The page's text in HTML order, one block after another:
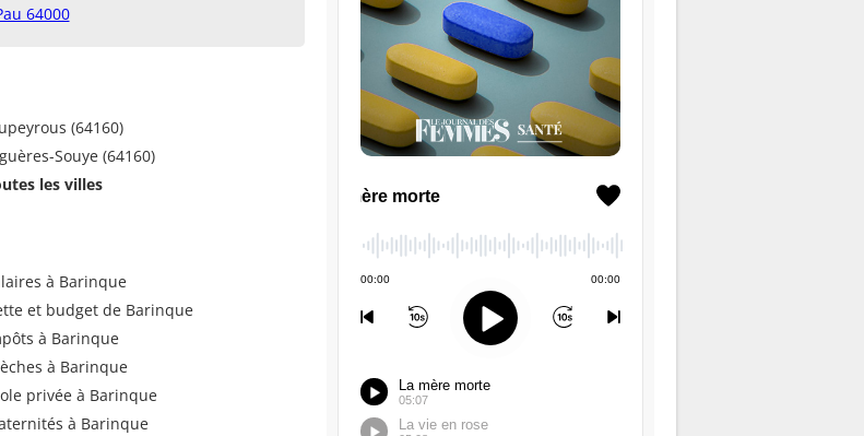
64000
(64160)
Souye (64160)
les villes
à Barinque
et budget de Barinque
à Barinque
à Barinque
privée à Barinque
à Barinque